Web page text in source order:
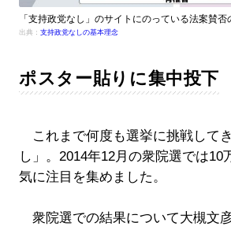
「支持政党なし」のサイトにのっている法案賛否
出典： 支持政党なしの基本理念
ポスター貼りに集中投下
これまで何度も選挙に挑戦して
し」。2014年12月の衆院選では10
気に注目を集めました。
衆院選での結果について大槻文